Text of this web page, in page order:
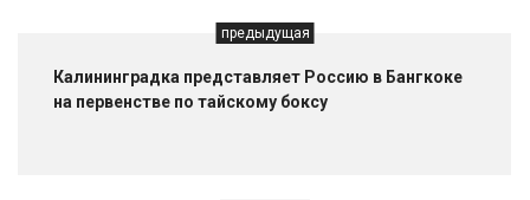
предыдущая
Калининградка представляет Россию в Бангкоке
на первенстве по тайскому боксу